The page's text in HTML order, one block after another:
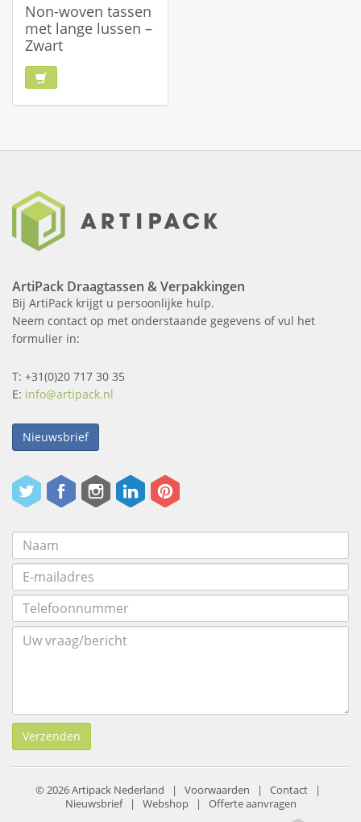
Non-woven tassen
met lange lussen –
Zwart
ArtiPack Draagtassen & Verpakkingen
Bij ArtiPack krijgt u persoonlijke hulp.
Neem contact op met onderstaande gegevens of vul het
formulier in:
T: +31(0)20 717 30 35
E: info@artipack.nl
Nieuwsbrief
Verzenden
© 2026 Artipack Nederland | Voorwaarden | Contact |
Nieuwsbrief| Webshop| Offerte aanvragen